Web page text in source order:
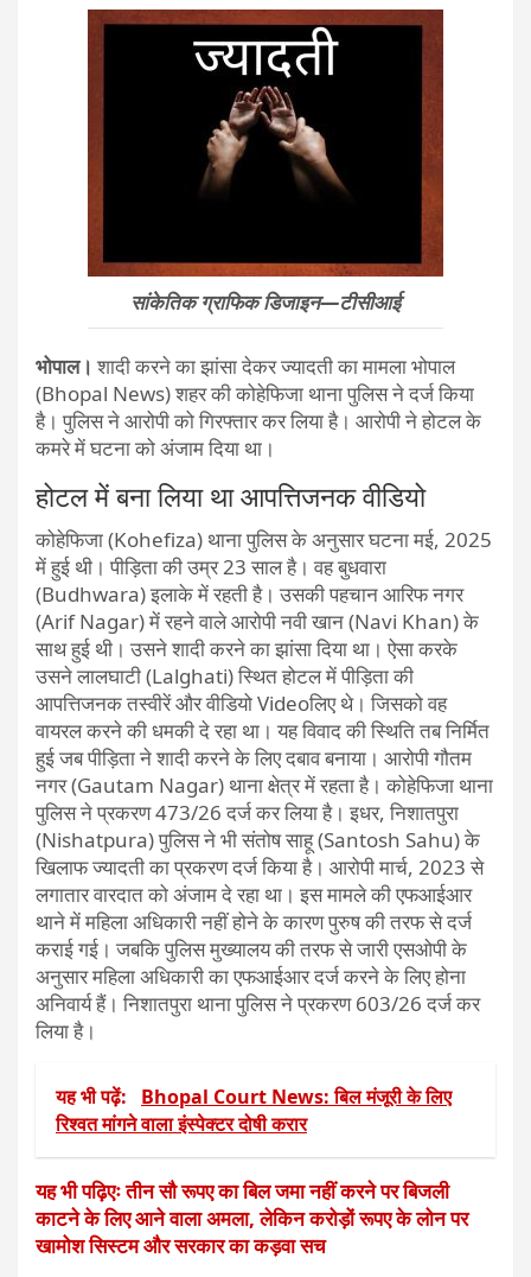
सांकेतिक ग्राफिक डिजाइन—टीसीआई
भोपाल। शादी करने का झांसा देकर ज्यादती का मामला भोपाल
(Bhopal News) शहर की कोहेफिजा थाना पुलिस ने दर्ज किया
है। पुलिस ने आरोपी को गिरफ्तार कर लिया है। आरोपी ने होटल के
कमरे में घटना को अंजाम दिया था।
होटल में बना लिया था आपत्तिजनक वीडियो
कोहेफिजा (Kohefiza) थाना पुलिस के अनुसार घटना मई, 2025
में हुई थी। पीड़िता की उम्र 23 साल है। वह बुधवारा
(Budhwara) इलाके में रहती है। उसकी पहचान आरिफ नगर
(Arif Nagar) में रहने वाले आरोपी नवी खान (Navi Khan) के
साथ हुई थी। उसने शादी करने का झांसा दिया था। ऐसा करके
उसने लालघाटी (Lalghati) स्थित होटल में पीड़िता की
आपत्तिजनक तस्वीरें और वीडियो Videoलिए थे। जिसको वह
वायरल करने की धमकी दे रहा था। यह विवाद की स्थिति तब निर्मित
हुई जब पीड़िता ने शादी करने के लिए दबाव बनाया। आरोपी गौतम
नगर (Gautam Nagar) थाना क्षेत्र में रहता है। कोहेफिजा थाना
पुलिस ने प्रकरण 473/26 दर्ज कर लिया है। इधर, निशातपुरा
(Nishatpura) पुलिस ने भी संतोष साहू (Santosh Sahu) के
खिलाफ ज्यादती का प्रकरण दर्ज किया है। आरोपी मार्च, 2023 से
लगातार वारदात को अंजाम दे रहा था। इस मामले की एफआईआर
थाने में महिला अधिकारी नहीं होने के कारण पुरुष की तरफ से दर्ज
कराई गई। जबकि पुलिस मुख्यालय की तरफ से जारी एसओपी के
अनुसार महिला अधिकारी का एफआईआर दर्ज करने के लिए होना
अनिवार्य हैं। निशातपुरा थाना पुलिस ने प्रकरण 603/26 दर्ज कर
लिया है।
यह भी पढ़ें:
Bhopal Court News: बिल मंजूरी के लिए
रिश्वत मांगने वाला इंस्पेक्टर दोषी करार
यह भी पढ़िएः तीन सौ रूपए का बिल जमा नहीं करने पर बिजली
काटने के लिए आने वाला अमला, लेकिन करोड़ों रूपए के लोन पर
खामोश सिस्टम और सरकार का कड़वा सच